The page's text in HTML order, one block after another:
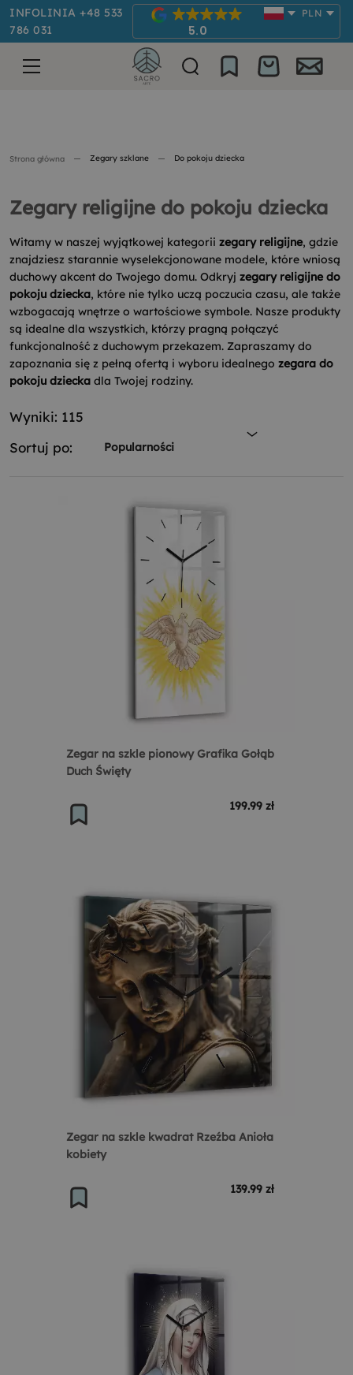
INFOLINIA +48 533
786 031
5.0
PLN
Strona główna Zegary szklane Do pokoju dziecka
Zegary religijne do pokoju dziecka
Witamy w naszej wyjątkowej kategorii zegary religijne, gdzie
znajdziesz starannie wyselekcjonowane modele, które wniosą
duchowy akcent do Twojego domu. Odkryj zegary religijne do
pokoju dziecka, które nie tylko uczą poczucia czasu, ale także
wzbogacają wnętrze o wartościowe symbole. Nasze produkty
są idealne dla wszystkich, którzy pragną połączyć
funkcjonalność z duchowym przekazem. Zapraszamy do
zapoznania się z pełną ofertą i wyboru idealnego zegara do
pokoju dziecka dla Twojej rodziny.
Wyniki: 115
Sortuj po:
Popularności
Zegar na szkle pionowy Grafika Gołąb
Duch Święty
199.99 zł
Zegar na szkle kwadrat Rzeźba Anioła
kobiety
139.99 zł